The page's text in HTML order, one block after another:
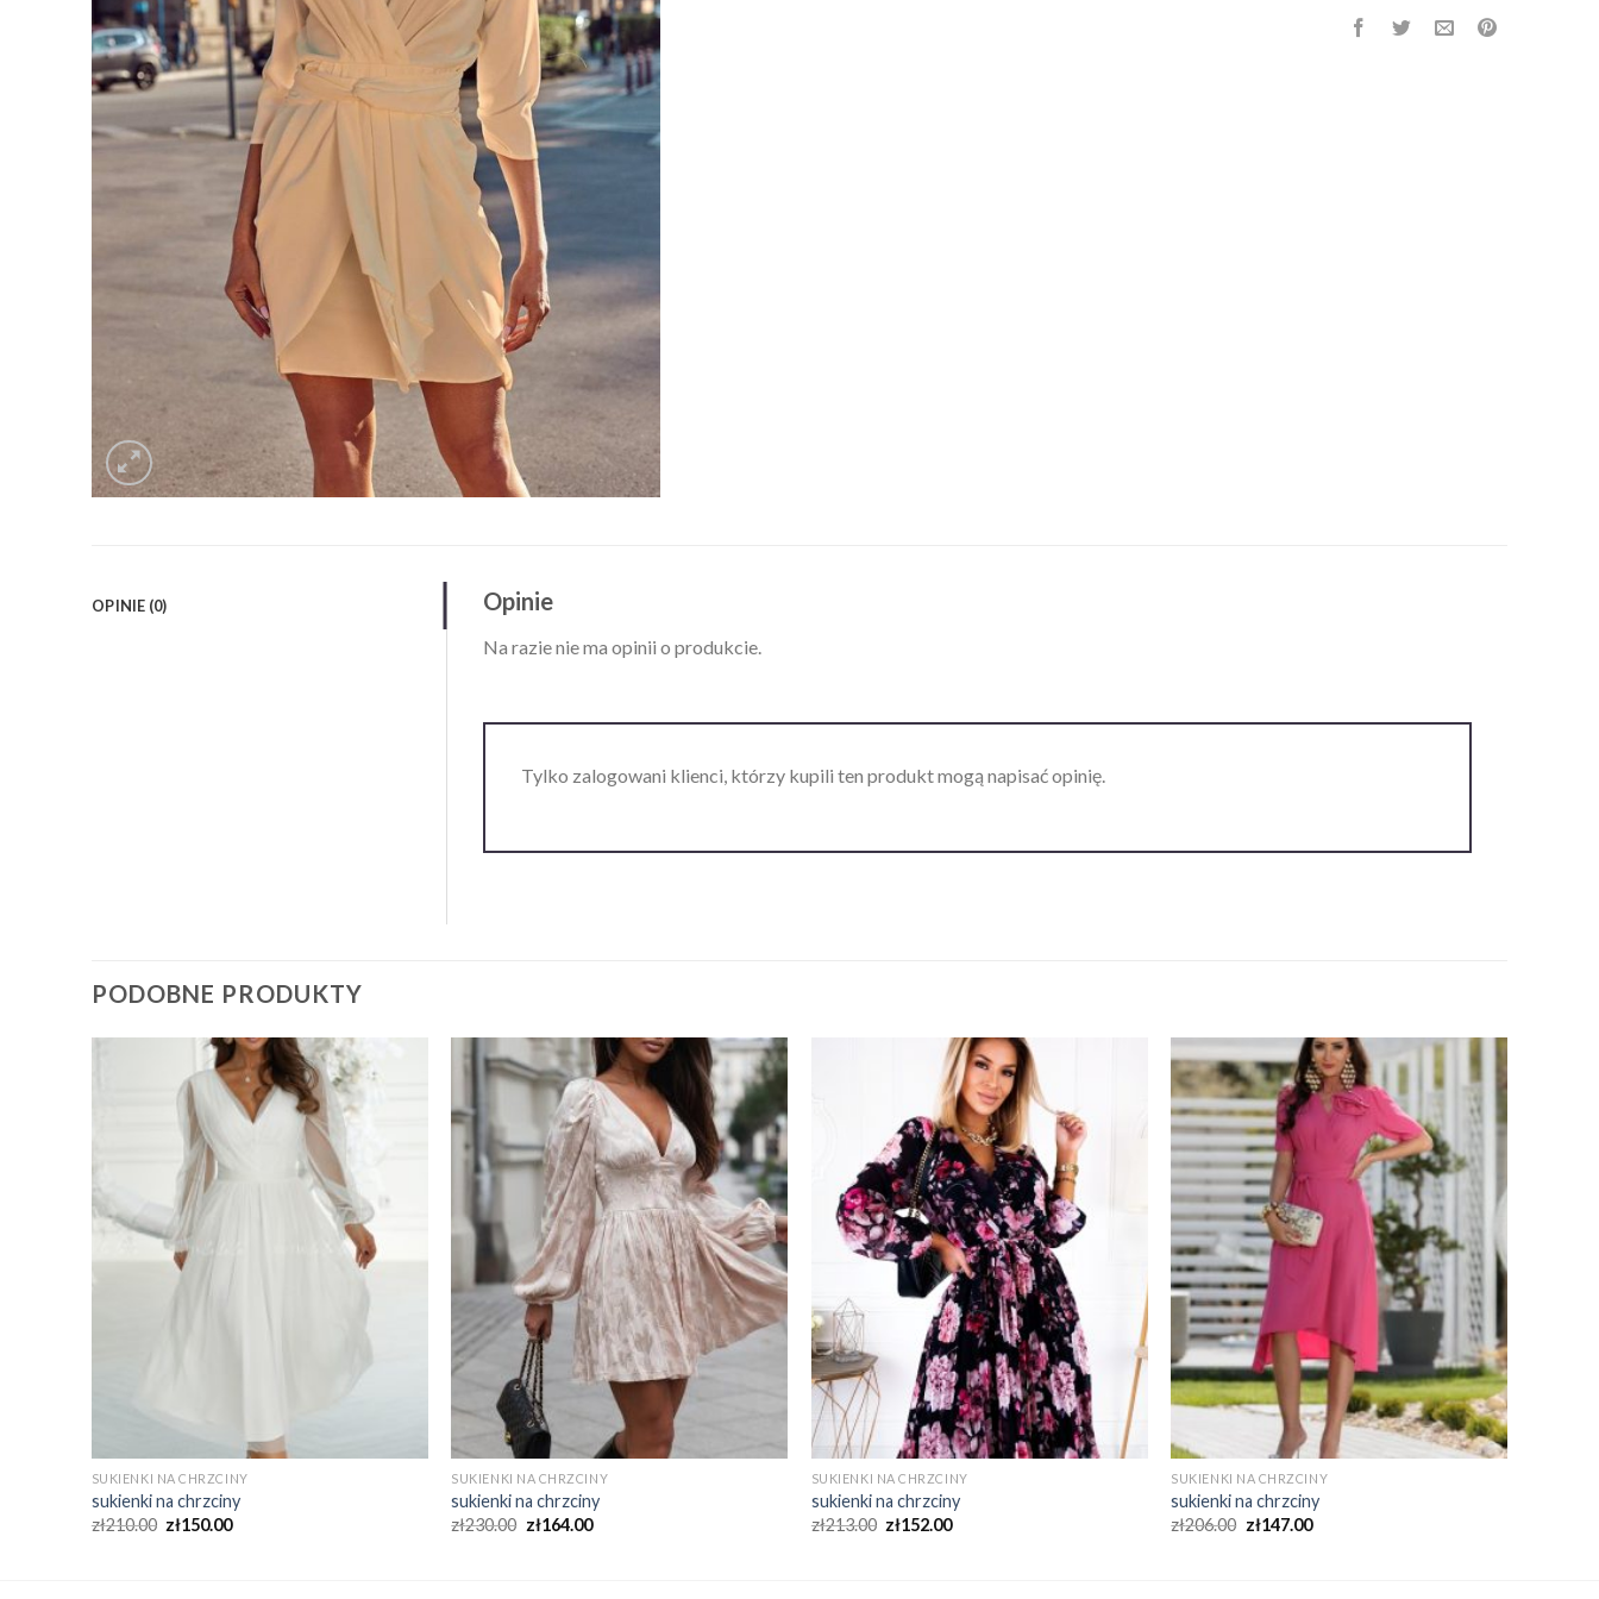
OPINIE (0) Opinie
Na razie nie ma opinii o produkcie.
Tylko zalogowani klienci, którzy kupili ten produkt mogą napisać opinię.
PODOBNE PRODUKTY
SUKIENKI NA CHRZCINY
sukienki na chrzciny
zł210.00 zł150.00
SUKIENKI NA CHRZCINY
sukienki na chrzciny
zł230.00 zł164.00
SUKIENKI NA CHRZCINY
sukienki na chrzciny
zł213.00 zł152.00
SUKIENKI NA CHRZCINY
sukienki na chrzciny
zł206.00 zł147.00